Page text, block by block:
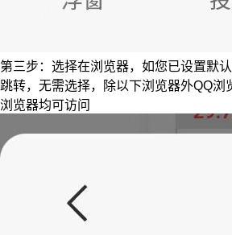
第三步：选择在浏览器，如您已设置默
跳转，无需选择，除以下浏览器外QQ浏
浏览器均可访问